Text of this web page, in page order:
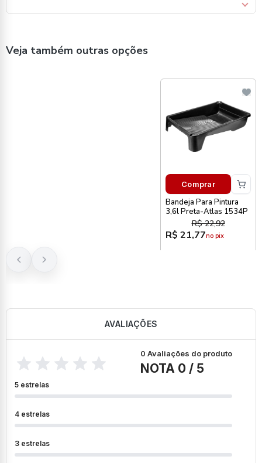
Veja também outras opções
Comprar
Bandeja Para Pintura
3,6l Preta-Atlas 1534P
R$ 22,92
R$ 21,77no pix
AVALIAÇÕES
0 Avaliações do produto
NOTA 0 / 5
5 estrelas
4 estrelas
3 estrelas